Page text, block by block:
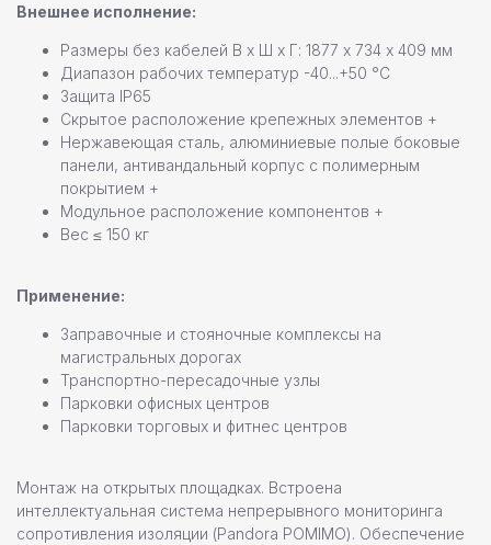
Внешнее исполнение:
Размеры без кабелей В х Ш х Г: 1877 х 734 х 409 мм
Диапазон рабочих температур -40...+50 °С
Защита IP65
Скрытое расположение крепежных элементов +
Нержавеющая сталь, алюминиевые полые боковые
панели, антивандальный корпус с полимерным
покрытием +
Модульное расположение компонентов +
Вес ≤ 150 кг
Применение:
Заправочные и стояночные комплексы на
магистральных дорогах
Транспортно-пересадочные узлы
Парковки офисных центров
Парковки торговых и фитнес центров
Монтаж на открытых площадках. Встроена
интеллектуальная система непрерывного мониторинга
сопротивления изоляции (Pandora POMIMO). Обеспечение
+7
Отправить заявку
Зарядные станции Pandora
Настенные станции